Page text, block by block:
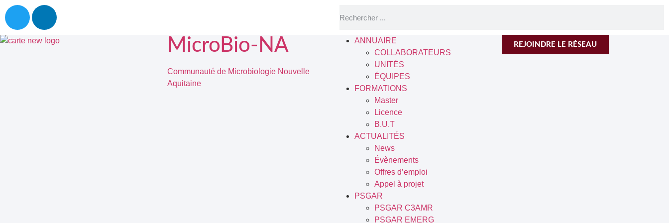
MicroBio-NA
Communauté de Microbiologie Nouvelle
Aquitaine
ANNUAIRE
COLLABORATEURS
UNITÉS
ÉQUIPES
FORMATIONS
Master
Licence
B.U.T
ACTUALITÉS
News
Évènements
Offres d’emploi
Appel à projet
PSGAR
PSGAR C3AMR
PSGAR EMERG
REJOINDRE LE RÉSEAU